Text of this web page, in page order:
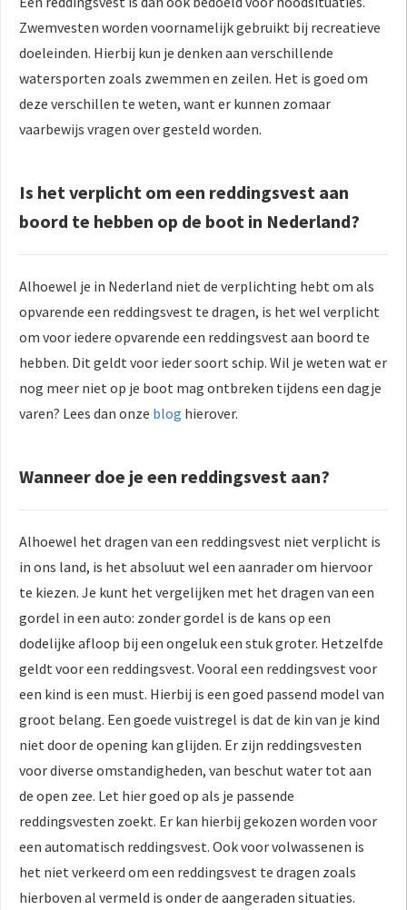
Zwemvesten worden voornamelijk gebruikt bij recreatieve
doeleinden. Hierbij kun je denken aan verschillende
watersporten zoals zwemmen en zeilen. Het is goed om
deze verschillen te weten, want er kunnen zomaar
vaarbewijs vragen over gesteld worden.
Is het verplicht om een reddingsvest aan
boord te hebben op de boot in Nederland?
Alhoewel je in Nederland niet de verplichting hebt om als
opvarende een reddingsvest te dragen, is het wel verplicht
om voor iedere opvarende een reddingsvest aan boord te
hebben. Dit geldt voor ieder soort schip. Wil je weten wat er
nog meer niet op je boot mag ontbreken tijdens een dagje
varen? Lees dan onze blog hierover.
Wanneer doe je een reddingsvest aan?
Alhoewel het dragen van een reddingsvest niet verplicht is
in ons land, is het absoluut wel een aanrader om hiervoor
te kiezen. Je kunt het vergelijken met het dragen van een
gordel in een auto: zonder gordel is de kans op een
dodelijke afloop bij een ongeluk een stuk groter. Hetzelfde
geldt voor een reddingsvest. Vooral een reddingsvest voor
een kind is een must. Hierbij is een goed passend model van
groot belang. Een goede vuistregel is dat de kin van je kind
niet door de opening kan glijden. Er zijn reddingsvesten
voor diverse omstandigheden, van beschut water tot aan
de open zee. Let hier goed op als je passende
reddingsvesten zoekt. Er kan hierbij gekozen worden voor
een automatisch reddingsvest. Ook voor volwassenen is
het niet verkeerd om een reddingsvest te dragen zoals
hierboven al vermeld is onder de aangeraden situaties.